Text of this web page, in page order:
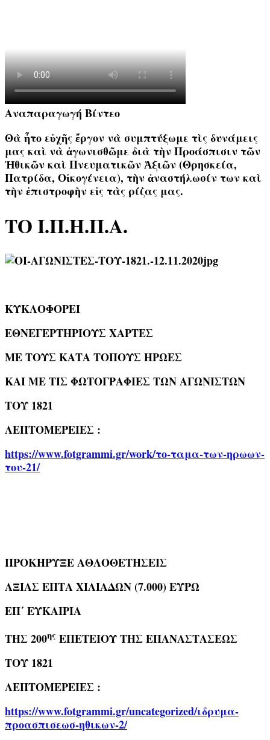
Αναπαραγωγή Βίντεο
Θὰ ἦτο εὐχῆς ἔργον νὰ συμπτύξωμε τὶς δυνάμεις
μας καὶ νὰ ἀγωνισθῶμε διὰ τὴν Προάσπισιν τῶν
Ἠθικῶν καὶ Πνευματικῶν Ἀξιῶν (Θρησκεία,
Πατρίδα, Οἰκογένεια), τὴν ἀναστήλωσίν των καὶ
τὴν ἐπιστροφὴν εἰς τὰς ρίζας μας.
ΤΟ Ι.Π.Η.Π.Α.
ΚΥΚΛΟΦΟΡΕΙ
ΕΘΝΕΓΕΡΤΗΡΙΟΥΣ ΧΑΡΤΕΣ
ΜΕ ΤΟΥΣ ΚΑΤΑ ΤΟΠΟΥΣ ΗΡΩΕΣ
ΚΑΙ ΜΕ ΤΙΣ ΦΩΤΟΓΡΑΦΙΕΣ ΤΩΝ ΑΓΩΝΙΣΤΩΝ
ΤΟΥ 1821
ΛΕΠΤΟΜΕΡΕΙΕΣ :
https://www.fotgrammi.gr/work/το-ταμα-των-ηρωων-
του-21/
ΠΡΟΚΗΡΥΞΕ ΑΘΛΟΘΕΤΗΣΕΙΣ
ΑΞΙΑΣ ΕΠΤΑ ΧΙΛΙΑΔΩΝ (7.000) ΕΥΡΩ
ΕΠ΄ ΕΥΚΑΙΡΙΑ
ΤΗΣ 200ης ΕΠΕΤΕΙΟΥ ΤΗΣ ΕΠΑΝΑΣΤΑΣΕΩΣ
ΤΟΥ 1821
ΛΕΠΤΟΜΕΡΕΙΕΣ :
https://www.fotgrammi.gr/uncategorized/ιδρυμα-
προασπισεωσ-ηθικων-2/